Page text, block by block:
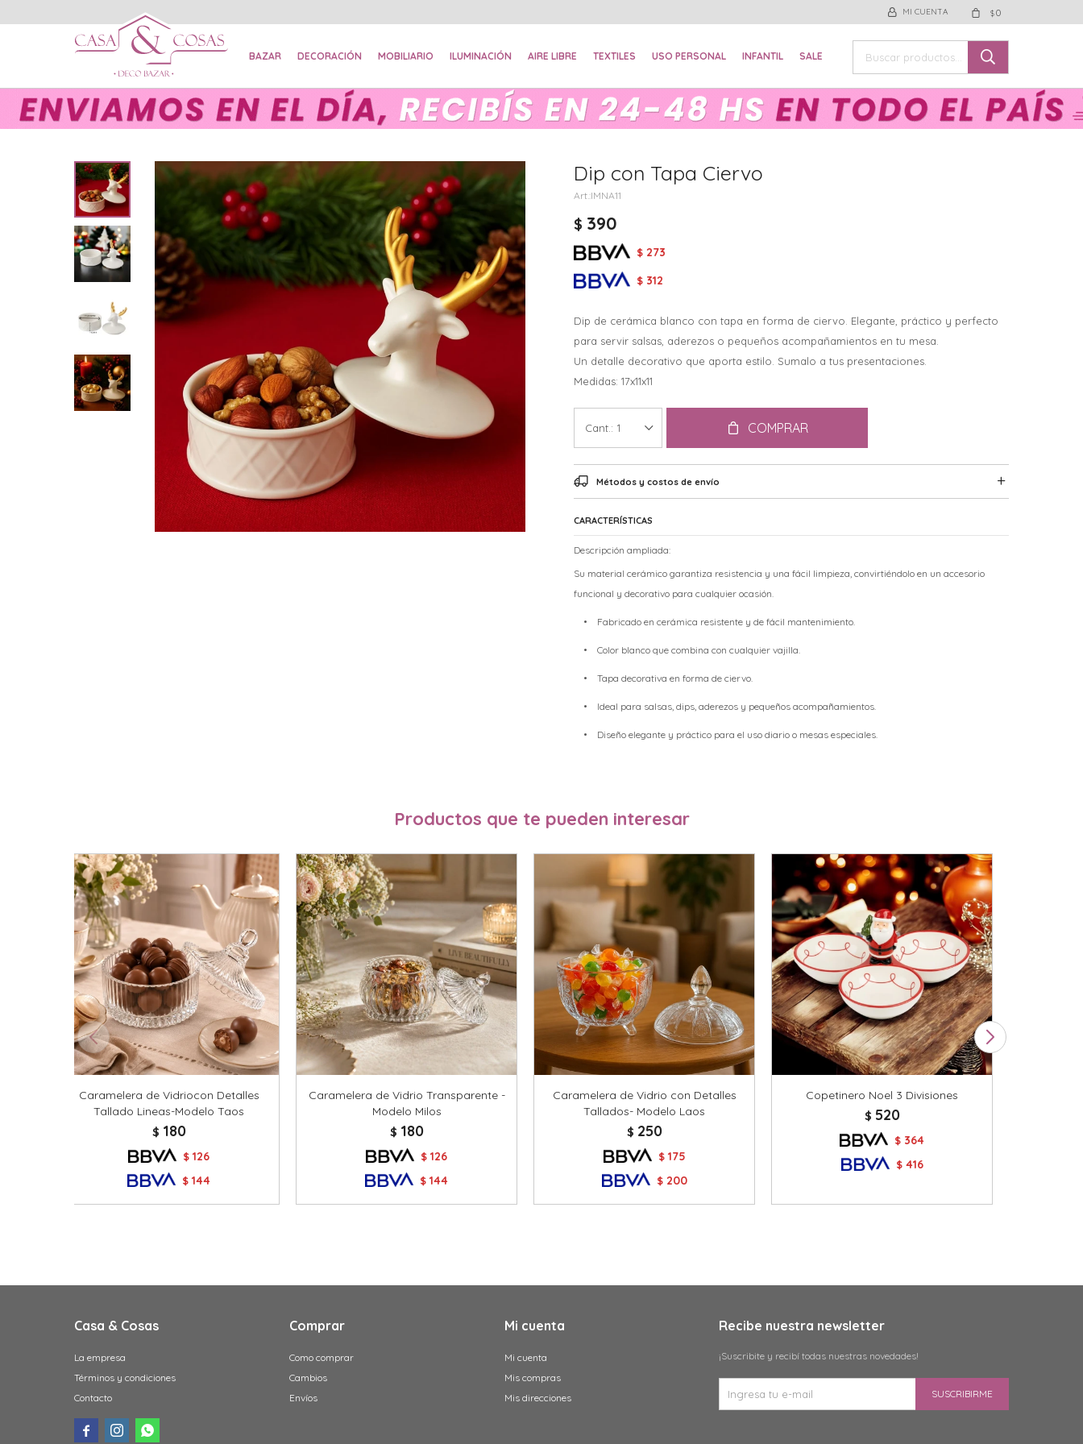
BAZAR DECORACIÓN MOBILIARIO ILUMINACIÓN AIRE LIBRE TEXTILES USO PERSONAL INFANTIL SALE
$0
Dip con Tapa Ciervo
IMNA11
$ 390
$ 273
$ 312
Dip de cerámica blanco con tapa en forma de ciervo. Elegante, práctico y perfecto
para servir salsas, aderezos o pequeños acompañamientos en tu mesa.
Un detalle decorativo que aporta estilo. Sumalo a tus presentaciones.
Medidas: 17x11x11
1 COMPRAR
Métodos y costos de envío
CARACTERÍSTICAS
Descripción ampliada:
Su material cerámico garantiza resistencia y una fácil limpieza, convirtiéndolo en un accesorio
funcional y decorativo para cualquier ocasión.
• Fabricado en cerámica resistente y de fácil mantenimiento.
• Color blanco que combina con cualquier vajilla.
• Tapa decorativa en forma de ciervo.
• Ideal para salsas, dips, aderezos y pequeños acompañamientos.
• Diseño elegante y práctico para el uso diario o mesas especiales.
Productos que te pueden interesar
Caramelera de Vidriocon Detalles
Tallado Lineas-Modelo Taos
$ 180
$ 126
$ 144
Caramelera de Vidrio Transparente -
Modelo Milos
$ 180
$ 126
$ 144
Caramelera de Vidrio con Detalles
Tallados- Modelo Laos
$ 250
$ 175
$ 200
Copetinero Noel 3 Divisiones
$ 520
$ 364
$ 416
Casa & Cosas
La empresa
Términos y condiciones
Contacto
  
Comprar
Como comprar
Cambios
Envíos
Mi cuenta
Mi cuenta
Mis compras
Mis direcciones
Recibe nuestra newsletter
¡Suscribite y recibí todas nuestras novedades!
SUSCRIBIRME